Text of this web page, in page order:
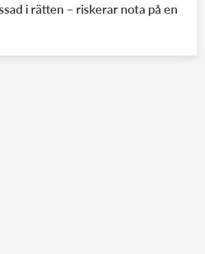
i rätten – riskerar nota på en